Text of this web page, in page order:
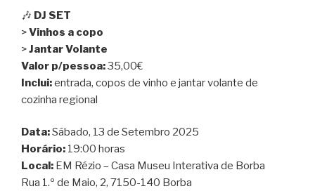
🎶 DJ SET
>Vinhos a copo
>Jantar Volante
Valor p/pessoa:35,00€
Inclui:entrada, copos de vinho e jantar volante de
cozinha regional
Data:Sábado, 13 de Setembro 2025
Horário: 19:00 horas
Local: EM Rézio – Casa Museu Interativa de Borba
Rua 1.º de Maio, 2, 7150-140 Borba